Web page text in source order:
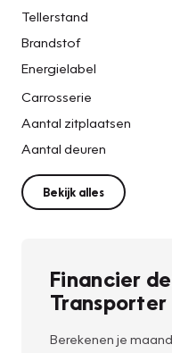
Tellerstand
Brandstof
Energielabel
Carrosserie
Aantal zitplaatsen
Aantal deuren
Bekijk alles
Financier
Transporter
Berekenen je